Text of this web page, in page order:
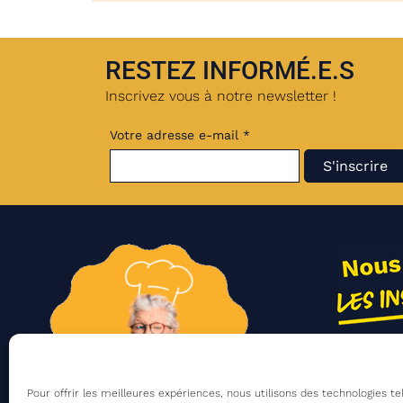
Pour offrir les meilleures expériences, nous utilisons des technologies
RESTEZ INFORMÉ.E.S
Inscrivez vous à notre newsletter !
Votre adresse e-mail *
Contact